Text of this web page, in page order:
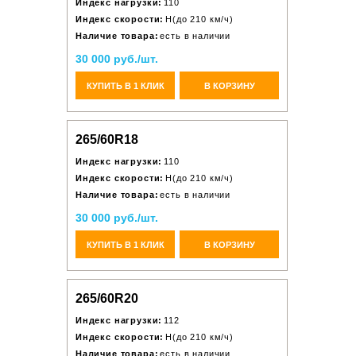
Индекс нагрузки: 110
Индекс скорости: H(до 210 км/ч)
Наличие товара: есть в наличии
30 000 руб./шт.
КУПИТЬ В 1 КЛИК В КОРЗИНУ
265/60R18
Индекс нагрузки: 110
Индекс скорости: H(до 210 км/ч)
Наличие товара: есть в наличии
30 000 руб./шт.
КУПИТЬ В 1 КЛИК В КОРЗИНУ
265/60R20
Индекс нагрузки: 112
Индекс скорости: H(до 210 км/ч)
Наличие товара: есть в наличии